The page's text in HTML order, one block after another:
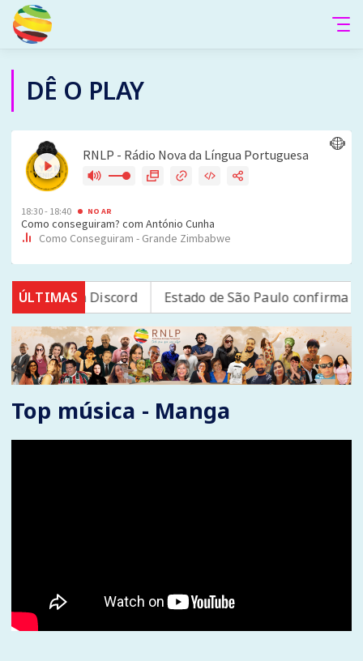
DÊ O PLAY
ÚLTIMAS
plataforma Discord Estado de São Paulo confirma
Top música - Manga